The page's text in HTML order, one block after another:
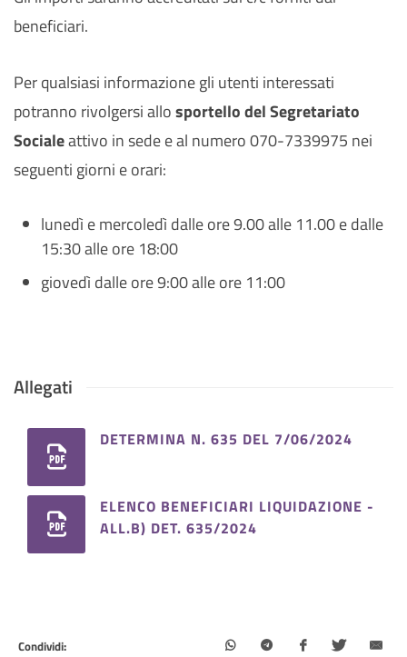
beneficiari.
Per qualsiasi informazione gli utenti interessati
potranno rivolgersi allosportello del Segretariato
Socialeattivo in sede e al numero 070-7339975 nei
seguenti giorni e orari:
lunedì e mercoledì dalle ore 9.00 alle 11.00 e dalle
15:30 alle ore 18:00
giovedì dalle ore 9:00 alle ore 11:00
Allegati
DETERMINA N. 635 DEL 7/06/2024
ELENCO BENEFICIARI LIQUIDAZIONE -
ALL.B) DET. 635/2024
Condividi: